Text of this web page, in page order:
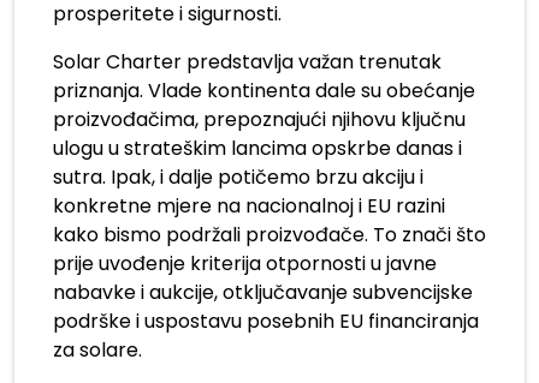
prosperitete i sigurnosti.
Solar Charter predstavlja važan trenutak
priznanja. Vlade kontinenta dale su obećanje
proizvođačima, prepoznajući njihovu ključnu
ulogu u strateškim lancima opskrbe danas i
sutra. Ipak, i dalje potičemo brzu akciju i
konkretne mjere na nacionalnoj i EU razini
kako bismo podržali proizvođače. To znači što
prije uvođenje kriterija otpornosti u javne
nabavke i aukcije, otključavanje subvencijske
podrške i uspostavu posebnih EU financiranja
za solare.